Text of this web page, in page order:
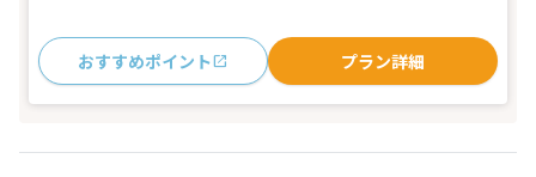
おすすめポイント プラン詳細